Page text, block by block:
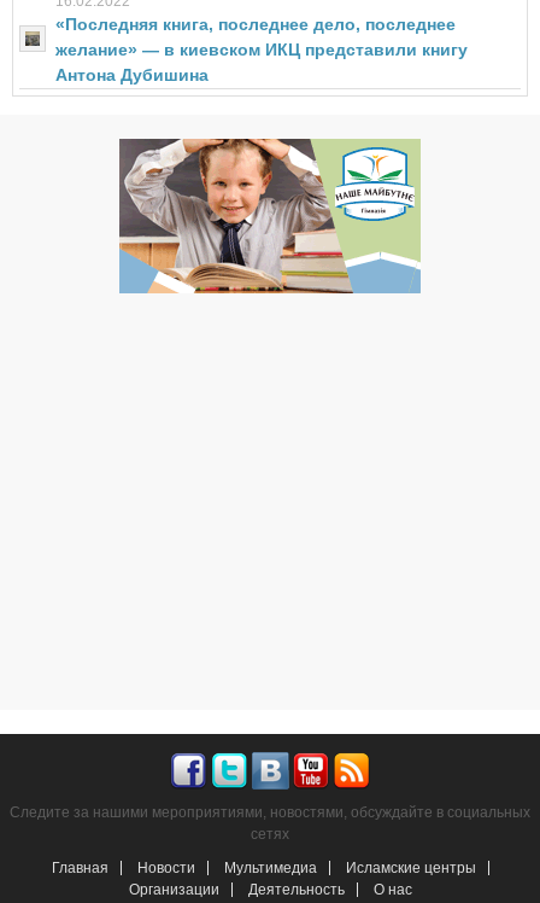
«Последняя книга, последнее дело, последнее
желание» — в киевском ИКЦ представили книгу
Антона Дубишина
Следите за нашими мероприятиями, новостями, обсуждайте в социальных
сетях
Главная
Новости Мультимедиа
Исламские центры
Организации
Деятельность О нас